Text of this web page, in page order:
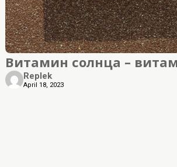
Витамин солнца –
Replek
April 18, 2023